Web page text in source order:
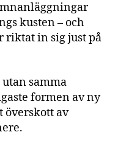
kusten – och
in sig just på
samma
formen av ny
överskott av